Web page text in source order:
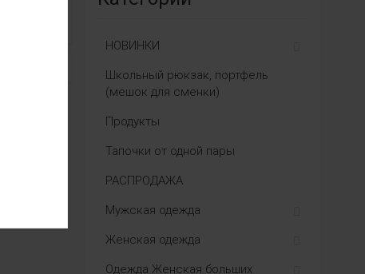
НОВИНКИ
Школьный рюкзак, портфель
(мешок для сменки)
Продукты
Тапочки от одной пары
РАСПРОДАЖА
Мужская одежда
Женская одежда
Одежда Женская больших